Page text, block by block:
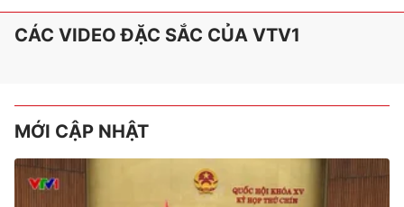
CÁC VIDEO ĐẶC SẮC CỦA VTV1
MỚI CẬP NHẬT